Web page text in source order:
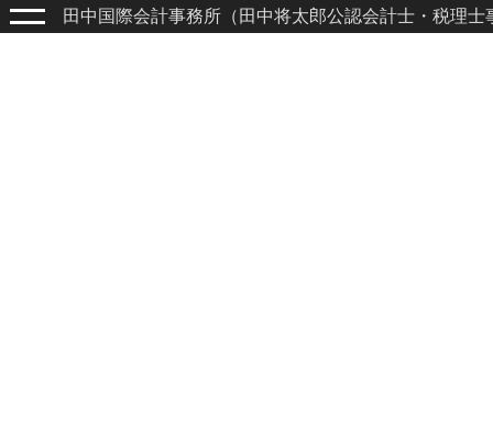
田中国際会計事務所（田中将太郎公認会計士・税理士